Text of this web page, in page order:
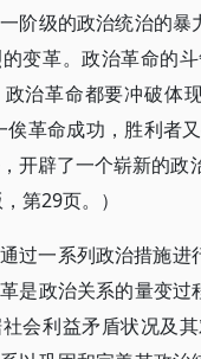
阶级的政治统治的
变革。政治革命的
治革命都要冲破体
俟革命成功，胜利者
开辟了一个崭新的政
第29页。）
过一系列政治措施
是政治关系的量变
会利益矛盾状况及